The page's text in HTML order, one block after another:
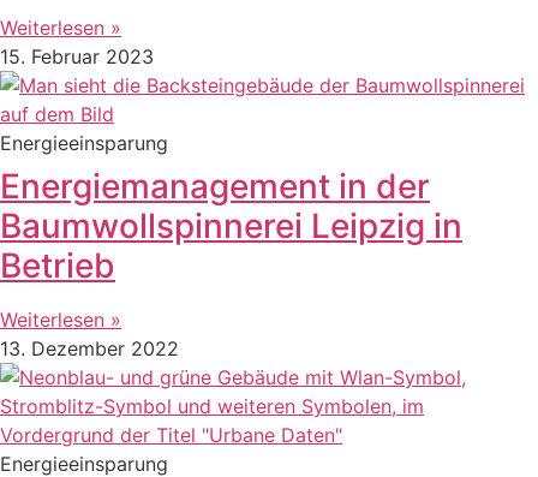
Weiterlesen »
15. Februar 2023
Energieeinsparung
Energiemanagement in der
Baumwollspinnerei Leipzig in
Betrieb
Weiterlesen »
13. Dezember 2022
Energieeinsparung